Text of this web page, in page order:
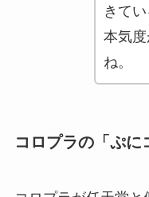
きてい
本気
ね。
コロプラの「ぷに